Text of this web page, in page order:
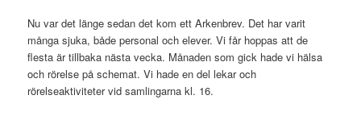
Nu var det länge sedan det kom ett Arkenbrev. Det har varit
många sjuka, både personal och elever. Vi får hoppas att de
flesta är tillbaka nästa vecka. Månaden som gick hade vi hälsa
och rörelse på schemat. Vi hade en del lekar och
rörelseaktiviteter vid samlingarna kl. 16.